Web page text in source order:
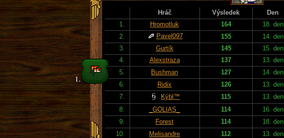
Hráč Výsledek Den
1.
Hromotluk 164 18. den
2.
Pavel097 155 14. den
3.
Gurtík 145 15. den
4.
Alexstraza 137 13. den
5.
Bushman 127 14. den
6.
Ridix 126 13. den
7.
Kýbl™ 115 13. den
8.
_GOLIAS_ 114 16. den
9.
Forest 114 18. den
10.
Melisandre 112 13. den